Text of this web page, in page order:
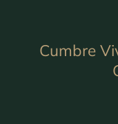
Cumbre